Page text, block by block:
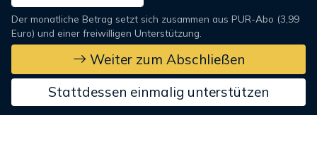
Der monatliche Betrag setzt sich zusammen aus PUR-Abo (3,99
Euro) und einer freiwilligen Unterstützung.
Weiter zum Abschließen
Stattdessen einmalig unterstützen